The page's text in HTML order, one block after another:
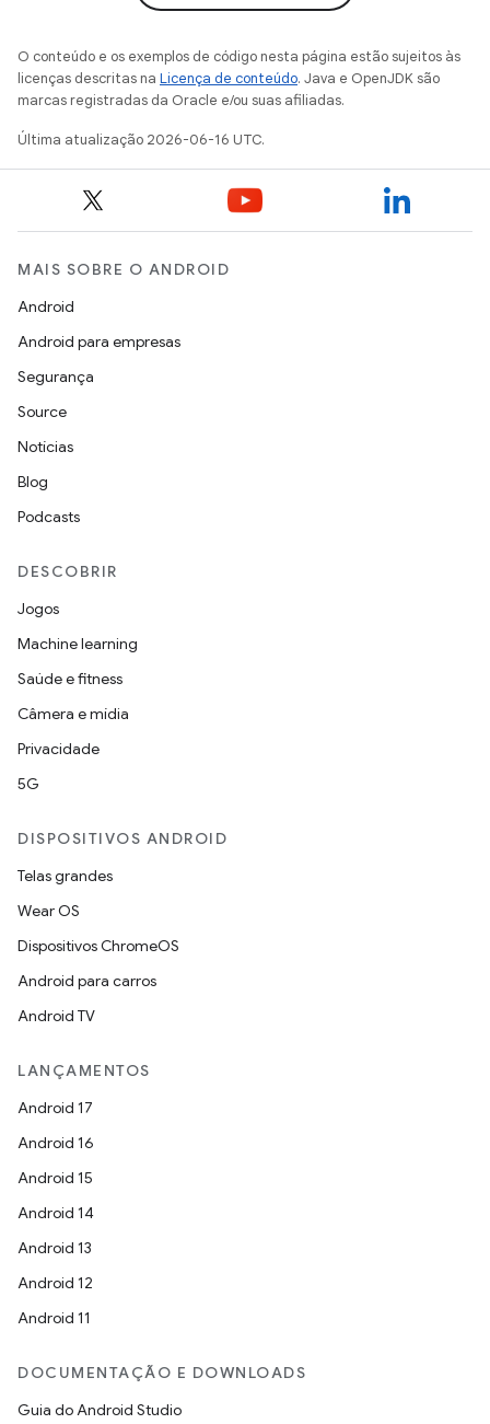
O conteúdo e os exemplos de código nesta página estão sujeitos às
licenças descritas na Licença de conteúdo. Java e OpenJDK são
marcas registradas da Oracle e/ou suas afiliadas.
Última atualização 2026-06-16 UTC.
MAIS SOBRE O ANDROID
Android
Android para empresas
Segurança
Source
Notícias
Blog
Podcasts
DESCOBRIR
Jogos
Machine learning
Saúde e fitness
Câmera e mídia
Privacidade
5G
DISPOSITIVOS ANDROID
Telas grandes
Wear OS
Dispositivos ChromeOS
Android para carros
Android TV
LANÇAMENTOS
Android 17
Android 16
Android 15
Android 14
Android 13
Android 12
Android 11
DOCUMENTAÇÃO E DOWNLOADS
Guia do Android Studio